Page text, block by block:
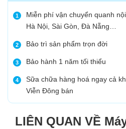
1
Miễn phí vận chuyển quanh
Hà Nội, Sài Gòn, Đà Nẵng…
2 Bảo trì sản phẩm trọn đời
3 Bảo hành 1 năm tối thiểu
4
Sữa chữa hàng hoá ngay cả
Viễn Đông bán
LIÊN QUAN VỀ